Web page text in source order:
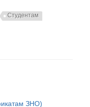
Студентам
ЗНО)